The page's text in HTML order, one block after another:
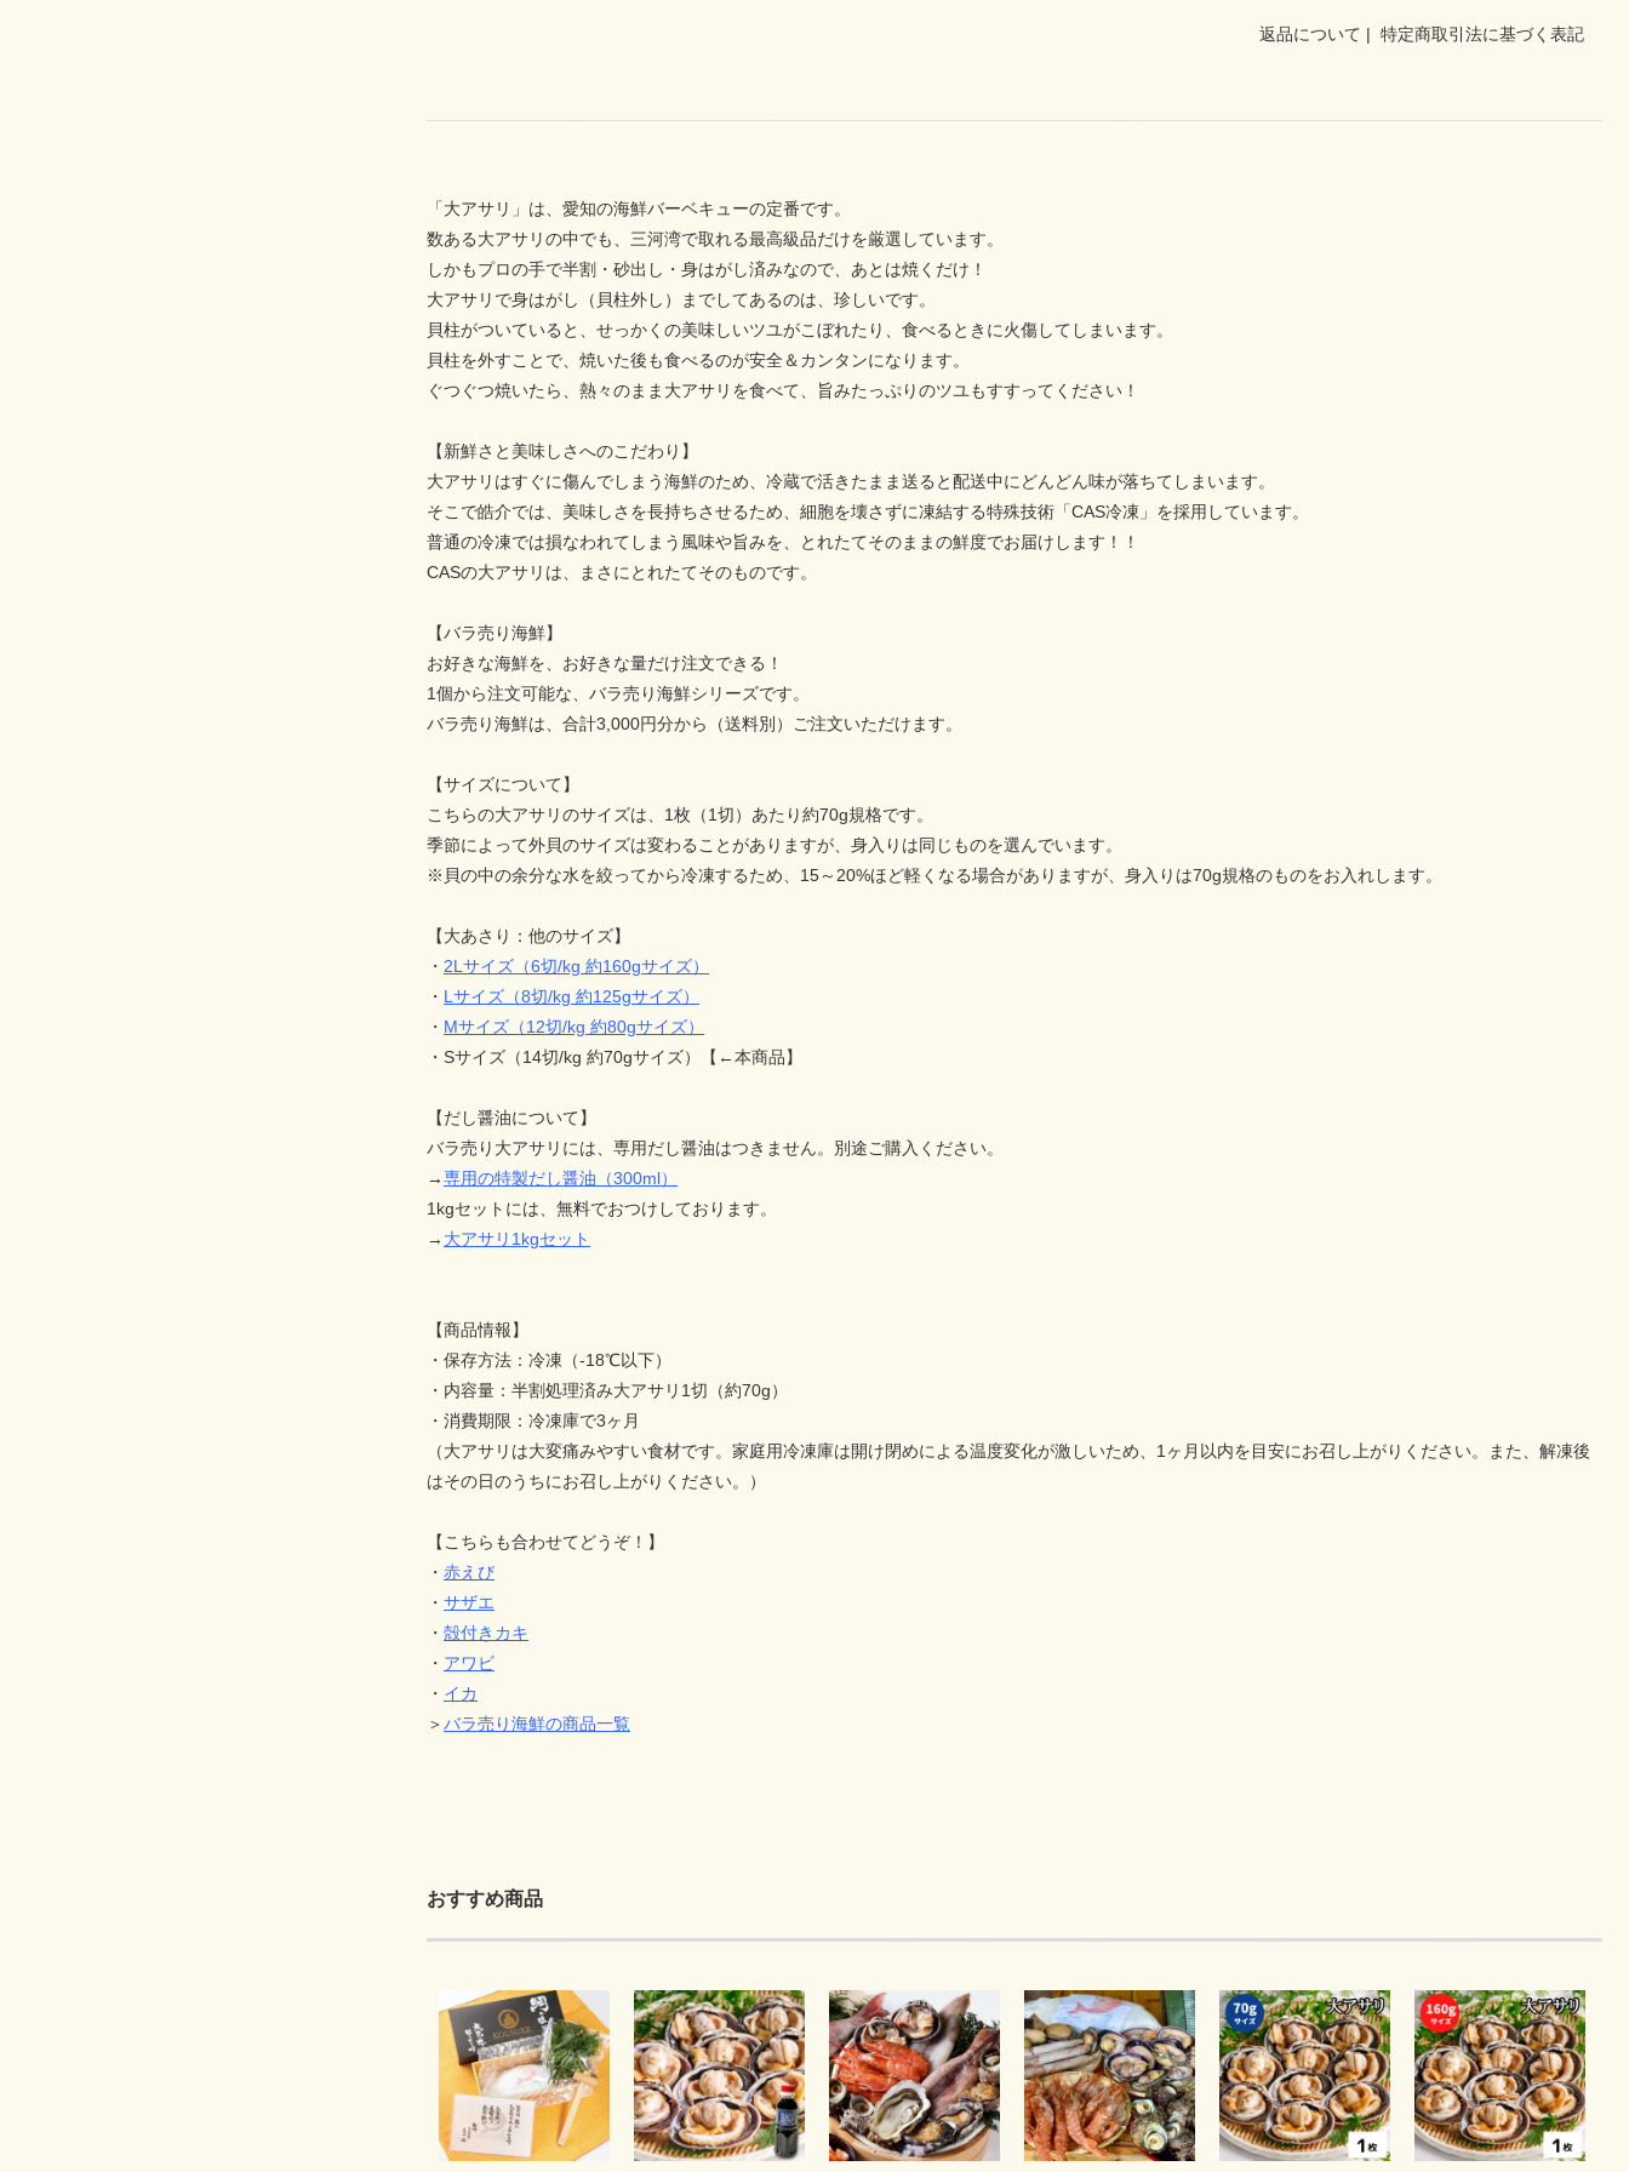
返品について | 特定商取引法に基づく表記
「大アサリ」は、愛知の海鮮バーベキューの定番です。
数ある大アサリの中でも、三河湾で取れる最高級品だけを厳選しています。
しかもプロの手で半割・砂出し・身はがし済みなので、あとは焼くだけ！
大アサリで身はがし（貝柱外し）までしてあるのは、珍しいです。
貝柱がついていると、せっかくの美味しいツユがこぼれたり、食べるときに火傷してしまいます。
貝柱を外すことで、焼いた後も食べるのが安全＆カンタンになります。
ぐつぐつ焼いたら、熱々のまま大アサリを食べて、旨みたっぷりのツユもすすってください！
【新鮮さと美味しさへのこだわり】
大アサリはすぐに傷んでしまう海鮮のため、冷蔵で活きたまま送ると配送中にどんどん味が落ちてしまいます。
そこで皓介では、美味しさを長持ちさせるため、細胞を壊さずに凍結する特殊技術「CAS冷凍」を採用しています。
普通の冷凍では損なわれてしまう風味や旨みを、とれたてそのままの鮮度でお届けします！！
CASの大アサリは、まさにとれたてそのものです。
【バラ売り海鮮】
お好きな海鮮を、お好きな量だけ注文できる！
1個から注文可能な、バラ売り海鮮シリーズです。
バラ売り海鮮は、合計3,000円分から（送料別）ご注文いただけます。
【サイズについて】
こちらの大アサリのサイズは、1枚（1切）あたり約70g規格です。
季節によって外貝のサイズは変わることがありますが、身入りは同じものを選んでいます。
※貝の中の余分な水を絞ってから冷凍するため、15～20%ほど軽くなる場合がありますが、身入りは70g規格のものをお入れします。
【大あさり：他のサイズ】
・ 2Lサイズ（6切/kg 約160gサイズ）
・ Lサイズ（8切/kg 約125gサイズ）
・ Mサイズ（12切/kg 約80gサイズ）
・Sサイズ（14切/kg 約70gサイズ）【←本商品】
【だし醤油について】
バラ売り大アサリには、専用だし醤油はつきません。別途ご購入ください。
→専用の特製だし醤油（300ml）
1kgセットには、無料でおつけしております。
→ 大アサリ1kgセット
【商品情報】
・保存方法：冷凍（-18℃以下）
・内容量：半割処理済み大アサリ1切（約70g）
・消費期限：冷凍庫で3ヶ月
（大アサリは大変痛みやすい食材です。家庭用冷凍庫は開け閉めによる温度変化が激しいため、1ヶ月以内を目安にお召し上がりください。また、解凍後
はその日のうちにお召し上がりください。）
【こちらも合わせてどうぞ！】
・ 赤えび
・ サザエ
・ 殻付きカキ
・ アワビ
・ イカ
＞バラ売り海鮮の商品一覧
おすすめ商品